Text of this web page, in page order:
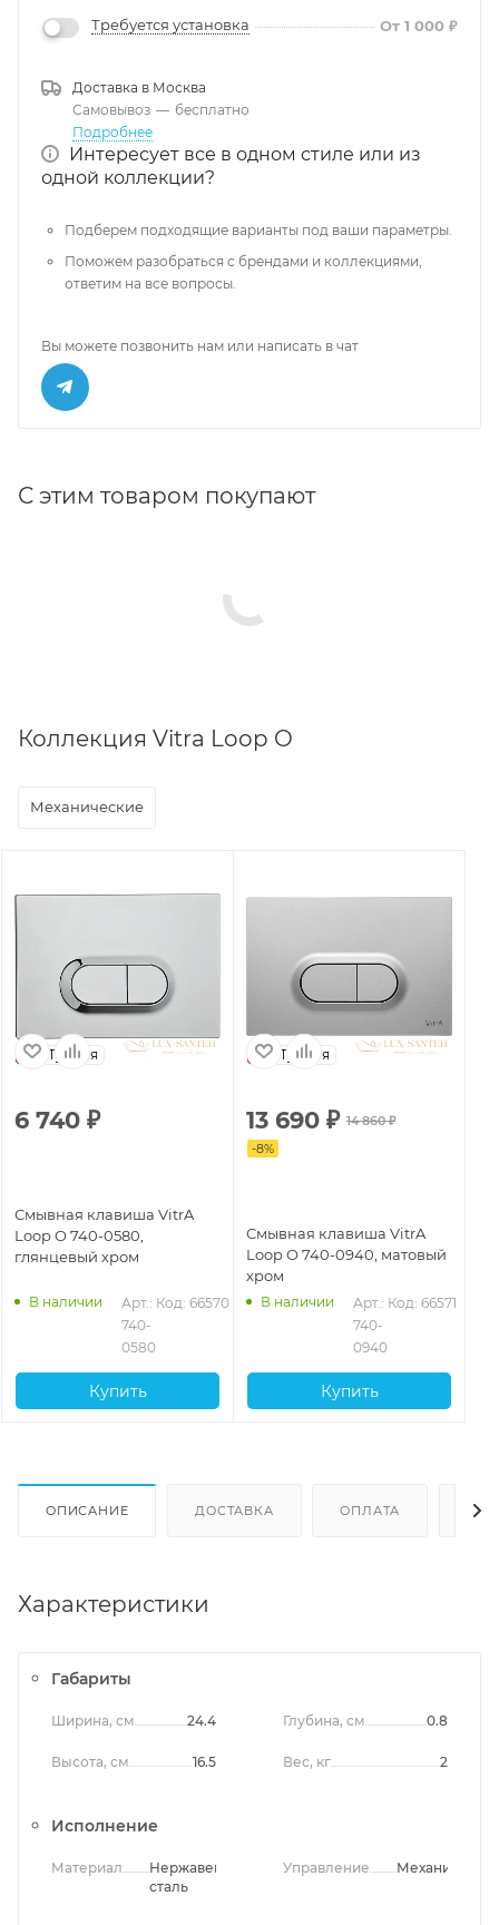
Требуется установка От 1 000 ₽
Доставка в Москва
Самовывоз — бесплатно
Подробнее
Интересует все в одном стиле или из
одной коллекции?
Подберем подходящие варианты под ваши параметры.
Поможем разобраться с брендами и коллекциями,
ответим на все вопросы.
Вы можете позвонить нам или написать в чат
С этим товаром покупают
Коллекция Vitra Loop O
Механические
Турция
6 740 ₽
Смывная клавиша VitrA
Loop O 740-0580,
глянцевый хром
В наличии
Арт.:
740-
0580
Код: 66570
Купить
Турция
13 690 ₽ 14 860₽
-8%
Смывная клавиша VitrA
Loop O 740-0940, матовый
хром
В наличии
Арт.:
740-
0940
Код: 66571
Купить
ОПИСАНИЕ ДОСТАВКА ОПЛАТА
Характеристики
Габариты
Ширина, см 24.4
Высота, см 16.5
Глубина, см 0.8
Вес, кг 2
Исполнение
Материал
Нержавеющая
сталь
Управление